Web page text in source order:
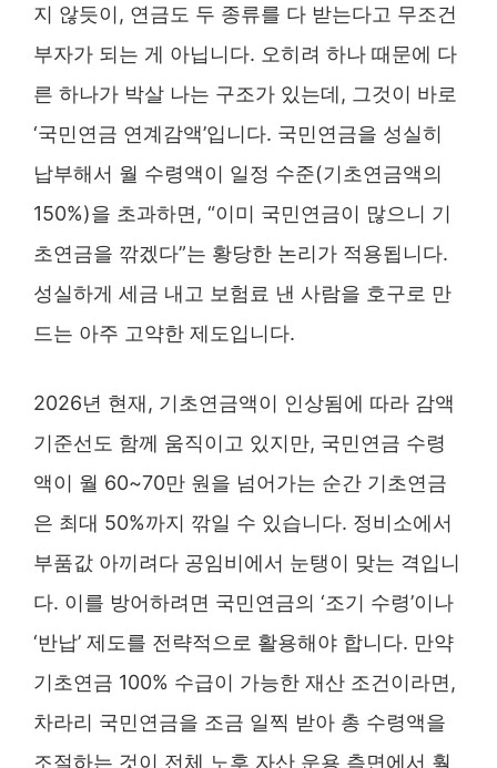
지 않듯이, 연금도 두 종류를 다 받는다고 무조건
부자가 되는 게 아닙니다. 오히려 하나 때문에 다
른 하나가 박살 나는 구조가 있는데, 그것이 바로
‘국민연금 연계감액’입니다. 국민연금을 성실히
납부해서 월 수령액이 일정 수준(기초연금액의
150%)을 초과하면, “이미 국민연금이 많으니 기
초연금을 깎겠다”는 황당한 논리가 적용됩니다.
성실하게 세금 내고 보험료 낸 사람을 호구로 만
드는 아주 고약한 제도입니다.
2026년 현재, 기초연금액이 인상됨에 따라 감액
기준선도 함께 움직이고 있지만, 국민연금 수령
액이 월 60~70만 원을 넘어가는 순간 기초연금
은 최대 50%까지 깎일 수 있습니다. 정비소에서
부품값 아끼려다 공임비에서 눈탱이 맞는 격입니
다. 이를 방어하려면 국민연금의 ‘조기 수령’이나
‘반납’ 제도를 전략적으로 활용해야 합니다. 만약
기초연금 100% 수급이 가능한 재산 조건이라면,
차라리 국민연금을 조금 일찍 받아 총 수령액을
조절하는 것이 전체 노후 자산 운용 측면에서 훨